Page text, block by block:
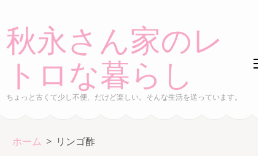
テ
へ
秋永さん家のレ
トロな暮らし
ちょっと古くて少し不便、だけど楽しい。そんな生活を送っています。
ホーム > リンゴ酢